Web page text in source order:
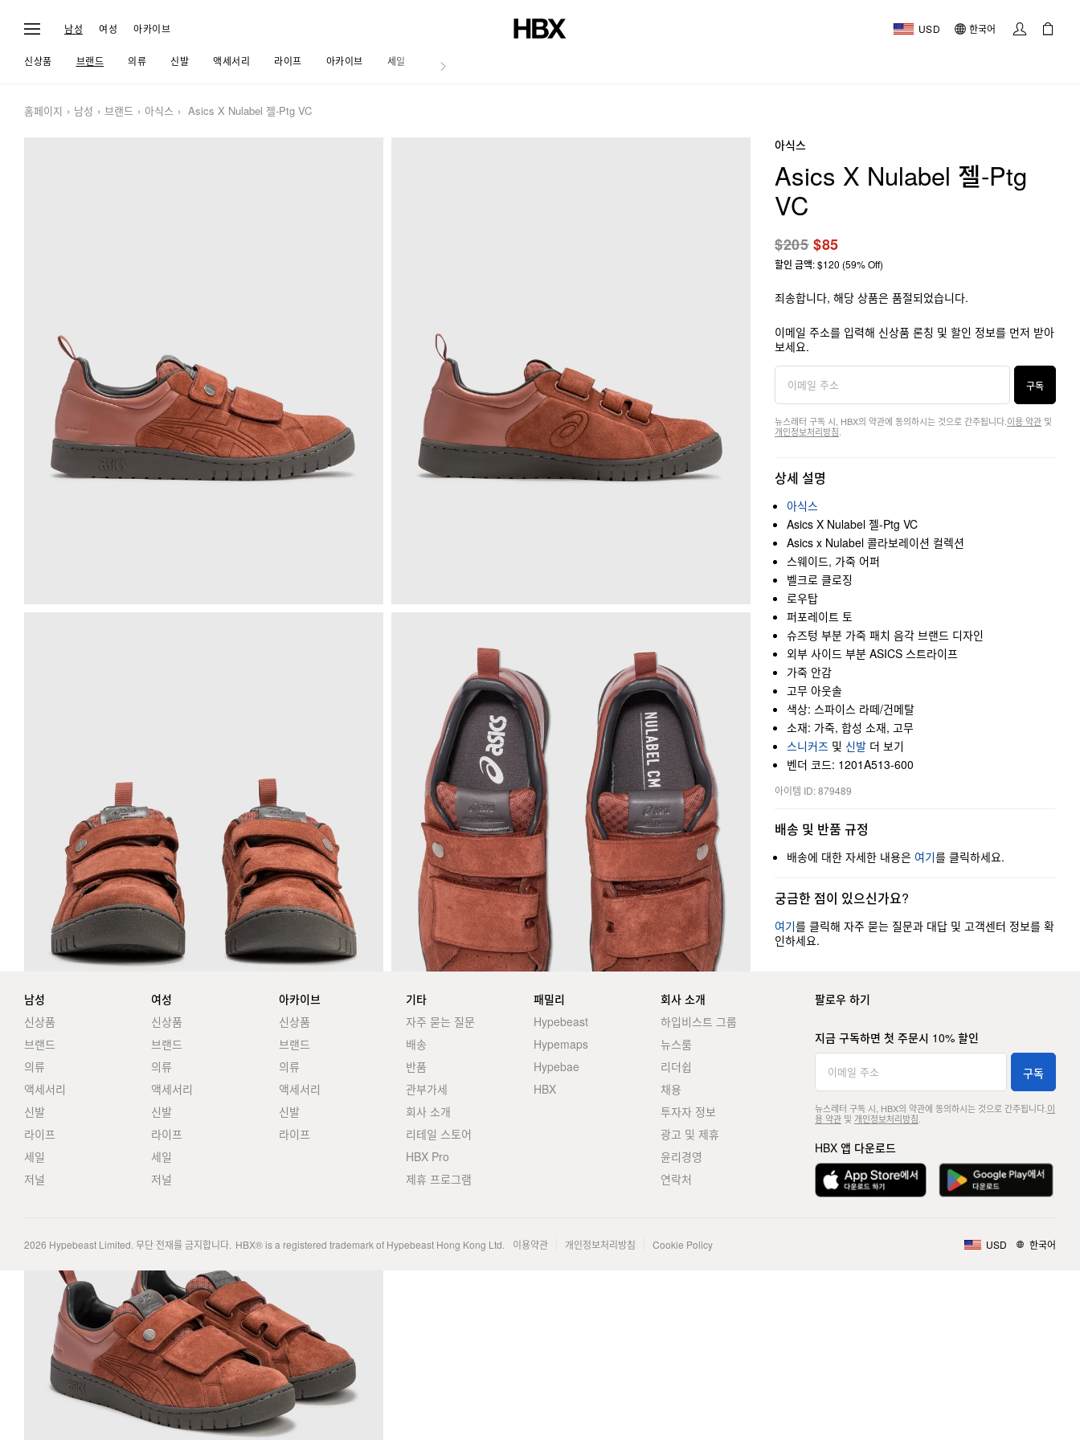
남성 여성 아카이브 USD 한국어
신상품 브랜드 의류 신발 액세서리 라이프 아카이브 세일 저널
홈페이지 남성 브랜드 아식스 Asics X Nulabel 젤-Ptg VC
아식스
Asics X Nulabel 젤-Ptg
VC
$205$85
할인 금액: $120 (59% Off)
죄송합니다, 해당 상품은 품절되었습니다.
이메일 주소를 입력해 신상품 론칭 및 할인 정보를 먼저 받아
보세요.
구독
뉴스레터 구독 시, HBX의 약관에 동의하시는 것으로 간주됩니다. 이용 약관 및
개인정보처리방침
상세 설명
아식스
Asics X Nulabel 젤-Ptg VC
Asics x Nulabel 콜라보레이션 컬렉션
스웨이드, 가죽 어퍼
벨크로 클로징
로우탑
퍼포레이트 토
슈즈텅 부분 가죽 패치 음각 브랜드 디자인
외부 사이드 부분 ASICS 스트라이프
가죽 안감
고무 아웃솔
색상: 스파이스 라떼/건메탈
소재: 가죽, 합성 소재, 고무
스니커즈 및 신발 더 보기
벤더 코드: 1201A513-600
아이템 ID: 879489
배송 및 반품 규정
배송에 대한 자세한 내용은 여기를 클릭하세요.
궁금한 점이 있으신가요?
여기를 클릭해 자주 묻는 질문과 대답 및 고객센터 정보를 확
인하세요.
남성
신상품
브랜드
의류
액세서리
신발
라이프
세일
저널
여성
신상품
브랜드
의류
액세서리
신발
라이프
세일
저널
아카이브
신상품
브랜드
의류
액세서리
신발
라이프
기타
자주 묻는 질문
배송
반품
관부가세
회사 소개
리테일 스토어
HBX Pro
제휴 프로그램
패밀리
Hypebeast
Hypemaps
Hypebae
HBX
회사 소개
하입비스트 그룹
뉴스룸
리더쉽
채용
투자자 정보
광고 및 제휴
윤리경영
연락처
팔로우 하기
지금 구독하면 첫 주문시 10% 할인
구독
뉴스레터 구독 시, HBX의 약관에 동의하시는 것으로 간주됩니다. 이
용 약관및 개인정보처리방침
HBX 앱 다운로드
2026 Hypebeast Limited. 무단 전재를 금지합니다. HBX® is a registered trademark of Hypebeast Hong Kong Ltd. 이용약관 개인정보처리방침 Cookie Policy USD 한국어